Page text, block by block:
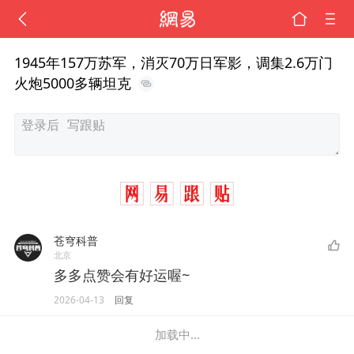
1945年157万苏军，消灭70万日军影，调集2.6万门
火炮5000多辆坦克
苍穹科普
北京
多多点赞会有好运喔~
2026-04-13 回复
加载中...